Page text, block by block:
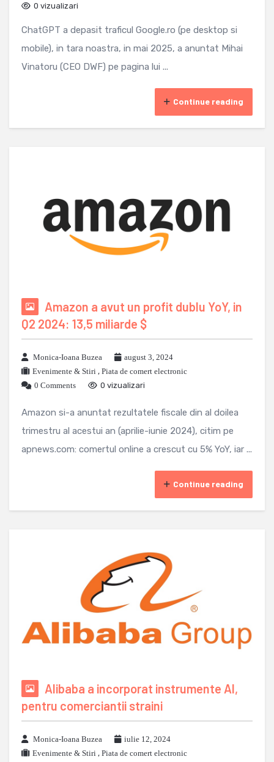
0 vizualizari
ChatGPT a depasit traficul Google.ro (pe desktop si
mobile), in tara noastra, in mai 2025, a anuntat Mihai
Vinatoru (CEO DWF) pe pagina lui ...
Continue reading
Amazon a avut un profit dublu YoY, in
Q2 2024: 13,5 miliarde $
Monica-Ioana Buzea
august 3, 2024
Evenimente & Stiri , Piata de comert electronic
0 Comments
0 vizualizari
Amazon si-a anuntat rezultatele fiscale din al doilea
trimestru al acestui an (aprilie-iunie 2024), citim pe
apnews.com: comertul online a crescut cu 5% YoY, iar ...
Continue reading
Alibaba a incorporat instrumente AI,
pentru comerciantii straini
Monica-Ioana Buzea
iulie 12, 2024
Evenimente & Stiri , Piata de comert electronic